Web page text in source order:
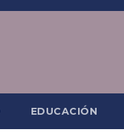
EDUCACIÓN